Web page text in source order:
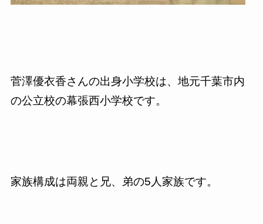
菅澤優衣香さんの出身小学校は、地元千葉市内
の公立校の幕張西小学校です。
家族構成は両親と兄、弟の5 人家族です。